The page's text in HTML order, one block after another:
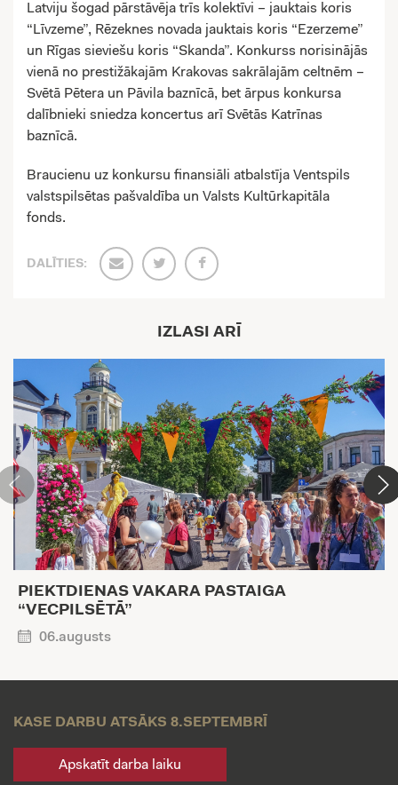
Latviju šogad pārstāvēja trīs kolektīvi – jauktais koris
“Līvzeme”, Rēzeknes novada jauktais koris “Ezerzeme”
un Rīgas sieviešu koris “Skanda”. Konkurss norisinājās
vienā no prestižākajām Krakovas sakrālajām celtnēm –
Svētā Pētera un Pāvila baznīcā, bet ārpus konkursa
dalībnieki sniedza koncertus arī Svētās Katrīnas
baznīcā.
Braucienu uz konkursu finansiāli atbalstīja Ventspils
valstspilsētas pašvaldība un Valsts Kultūrkapitāla
fonds.
DALĪTIES:
IZLASI ARĪ
PIEKTDIENAS VAKARA PASTAIGA
“VECPILSĒTĀ”
06.augusts
KASE DARBU ATSĀKS 8.SEPTEMBRĪ
Apskatīt darba laiku